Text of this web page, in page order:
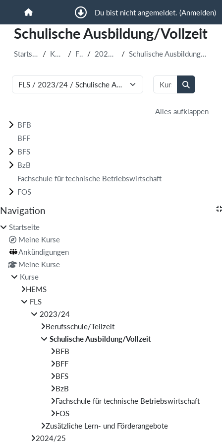
Startseite Du bist nicht angemeldet. (Anmelden)
Schulische Ausbildung/Vollzeit
Startseite Kurse FLS 2023/24 Schulische Ausbildung/Vollzeit
Kursbereiche
Kurse suchen
Kurse
Alles aufklappen
BFB
BFF
BFS
BzB
Fachschule für technische Betriebswirtschaft
FOS
Blöcke
Navigation überspringen
Navigation
Startseite
Meine Kurse
Ankündigungen
Meine Kurse
Kurse
HEMS
FLS
2023/24
Berufsschule/Teilzeit
Schulische Ausbildung/Vollzeit
BFB
BFF
BFS
BzB
Fachschule für technische Betriebswirtschaft
FOS
Zusätzliche Lern- und Förderangebote
2024/25